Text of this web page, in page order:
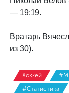
— 19:19.
Вратарь
из 30).
Хоккей
#Статистика